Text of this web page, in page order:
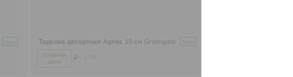
New
₽ -27%
New
Тарелка десертная Agnes 15 см Greengate